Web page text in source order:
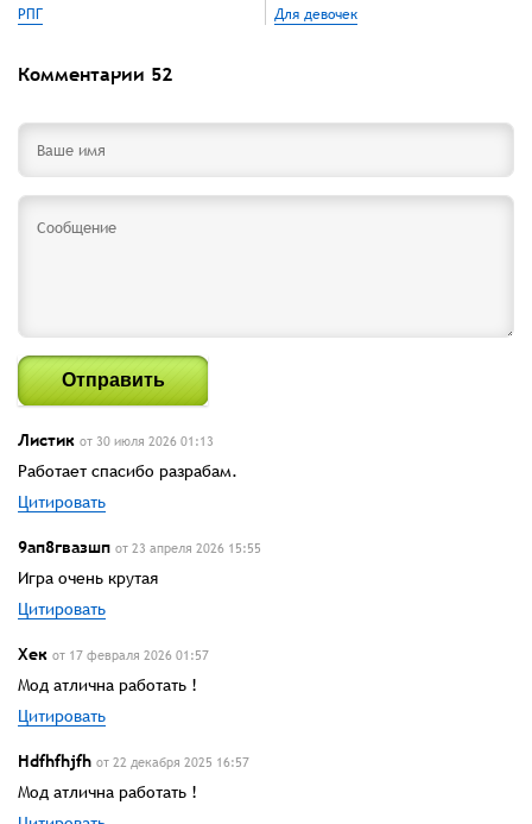
РПГ Для девочек
Комментарии 52
Отправить
Листик от 30 июля 2026 01:13
Работает спасибо разрабам.
Цитировать
9ап8гвазшп от 23 апреля 2026 15:55
Игра очень крутая
Цитировать
Хек от 17 февраля 2026 01:57
Мод атлична работать !
Цитировать
Hdfhfhjfh от 22 декабря 2025 16:57
Мод атлична работать !